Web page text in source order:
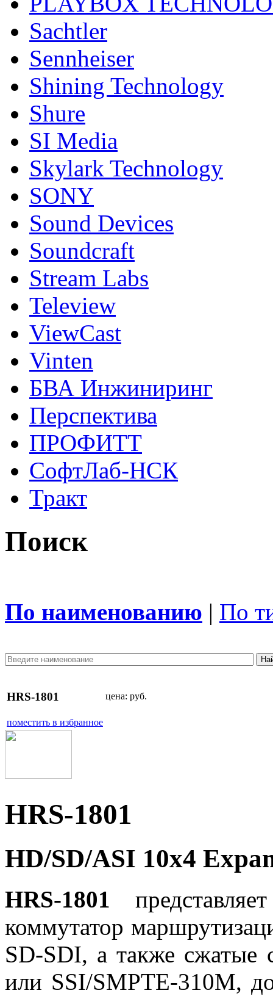
Sachtler
Sennheiser
Shining Technology
Shure
SI Media
Skylark Technology
SONY
Sound Devices
Soundcraft
Stream Labs
Teleview
ViewCast
Vinten
БВА Инжиниринг
Перспектива
ПРОФИТТ
СофтЛаб-НСК
Тракт
Поиск
По наименованию | По
HRS-1801 цена: руб.
поместить в избранное
HRS-1801
HD/SD/ASI 10x4
HRS-1801
коммутатор
SD-SDI, а также сжатые
или SSI/SMPTE-310M,